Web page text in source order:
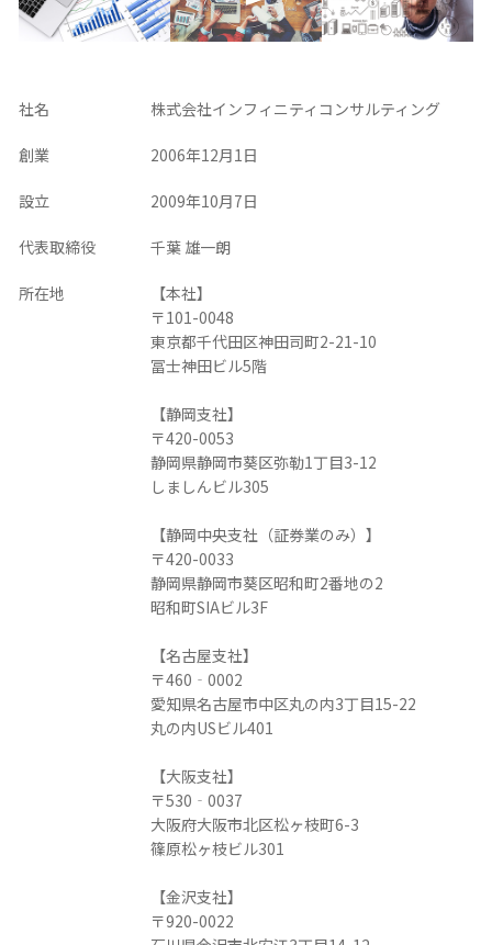
社名 株式会社インフィニティコンサルティング
創業 2006年12月1日
設立 2009年10月7日
代表取締役 千葉 雄一朗
所在地
【本社】
〒101-0048
東京都千代田区神田司町2-21-10
冨士神田ビル5階
【静岡支社】
〒420-0053
静岡県静岡市葵区弥勒1丁目3-12
しましんビル305
【静岡中央支社（証券業のみ）】
〒420-0033
静岡県静岡市葵区昭和町2番地の2
昭和町SIAビル3F
【名古屋支社】
〒460‐0002
愛知県名古屋市中区丸の内3丁目15-22
丸の内USビル401
【大阪支社】
〒530‐0037
大阪府大阪市北区松ヶ枝町6-3
篠原松ヶ枝ビル301
【金沢支社】
〒920-0022